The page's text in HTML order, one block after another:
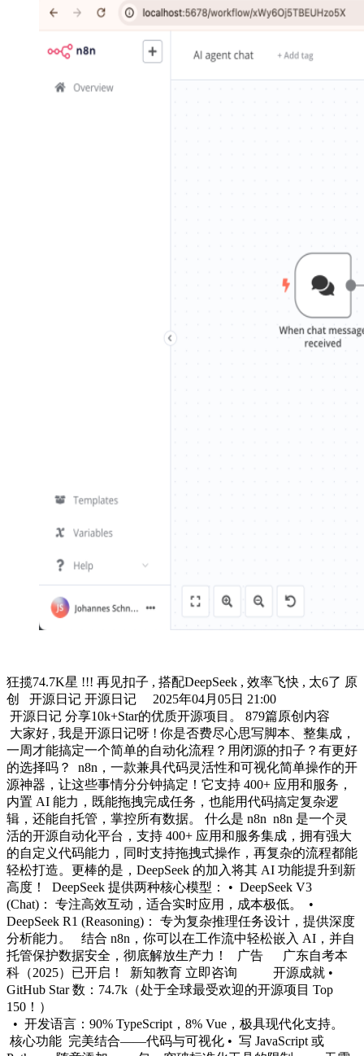
狂揽74.7K星 !!! 再见扣子 , 搭配DeepSeek , 效率飞快 , 太6了 原
创 开源日记 开源日记 2025年04月05日 21:00
开源日记 分享10k+Star的优质开源项目。 879篇原创内容
大家好 , 我是开源日记呀 ! 你是否费尽心思写脚本、整集成，
一周才能搞定一个简单的自动化流程？用闭源的扣子？有更好
的选择吗？ n8n，一款兼具代码灵活性和可视化简单操作的开
源神器，让这些事情分分钟搞定！它支持 400+ 应用和服务，
内置 AI 能力，既能拖拽完成任务，也能用代码搞定复杂逻
辑，还能自托管，掌控所有数据。 什么是 n8n n8n 是一个灵
活的开源自动化平台，支持 400+ 应用和服务集成，拥有强大
的自定义代码能力，同时支持拖拽式操作，再复杂的流程都能
轻松打造。更棒的是，DeepSeek 的加入将其 AI 功能提升到新
高度！ DeepSeek 提供两种核心模型： • DeepSeek V3
(Chat)： 专注高效互动，适合实时应用，成本极低。 •
DeepSeek R1 (Reasoning)： 专为复杂推理任务设计，提供深度
分析能力。 结合 n8n，你可以在工作流中轻松嵌入 AI，并自
托管保护数据安全，彻底解放生产力！ 广告 广东自考本
科（2025）已开启！ 新知教育 立即咨询 开源成就 •
GitHub Star 数：74.7k（处于全球最受欢迎的开源项目 Top
150！）
• 开发语言：90% TypeScript，8% Vue，极具现代化支持。
核心功能 完美结合——代码与可视化 • 写 JavaScript 或